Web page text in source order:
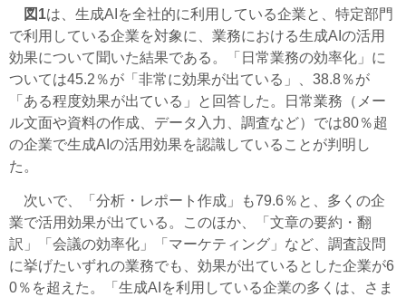
図1は、生成AIを全社的に利用している企業と、特定部門
で利用している企業を対象に、業務における生成AIの活用
効果について聞いた結果である。「日常業務の効率化」に
ついては45.2％が「非常に効果が出ている」、38.8％が
「ある程度効果が出ている」と回答した。日常業務（メー
ル文面や資料の作成、データ入力、調査など）では80％超
の企業で生成AIの活用効果を認識していることが判明し
た。
次いで、「分析・レポート作成」も79.6％と、多くの企
業で活用効果が出ている。このほか、「文章の要約・翻
訳」「会議の効率化」「マーケティング」など、調査設問
に挙げたいずれの業務でも、効果が出ているとした企業が6
0％を超えた。「生成AIを利用している企業の多くは、さま